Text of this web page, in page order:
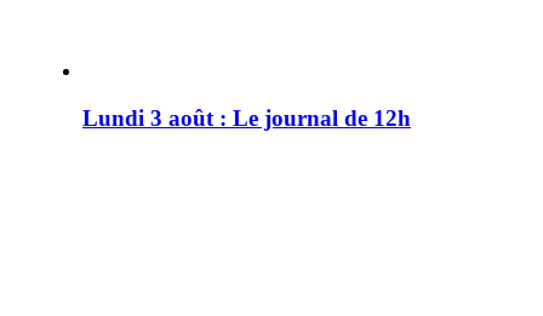
Lundi 3 août : Le journal de 12h